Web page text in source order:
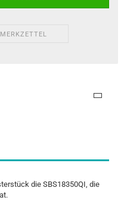
die SBS18350QI, die